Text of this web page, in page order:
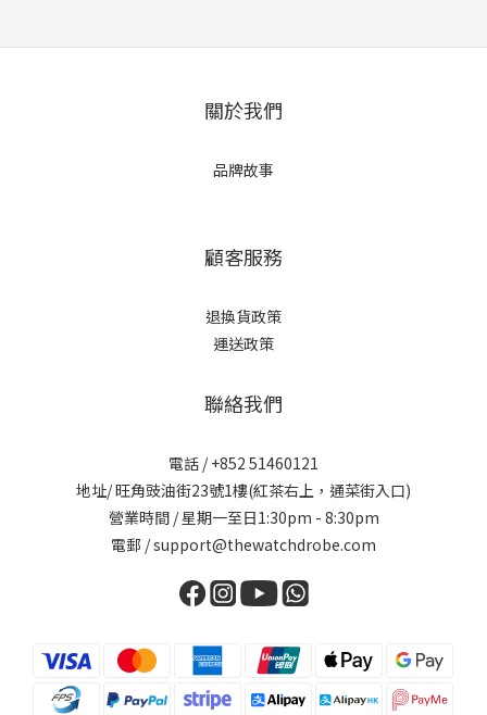
關於我們
品牌故事
顧客服務
退換貨政策
運送政策
聯絡我們
電話 / +852 51460121
地址/ 旺角豉油街23號1樓(紅茶右上，通菜街入口)
營業時間 / 星期一至日1:30pm - 8:30pm
電郵 / support@thewatchdrobe.com